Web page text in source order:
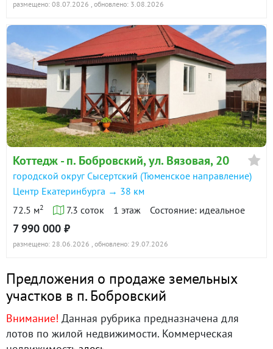
размещено: 08.07.2026 , обновлено: 3.08.2026
Коттедж - п. Бобровский, ул. Вязовая, 20
городской округ Сысертский (Тюменское направление)
Центр Екатеринбурга → 38 км
72.5 м2 7.3 соток 1 этаж Состояние: идеальное
7 990 000 ₽
размещено: 28.06.2026 , обновлено: 29.07.2026
Предложения о продаже земельных
участков в п. Бобровский
Внимание! Данная рубрика предназначена для
лотов по жилой недвижимости. Коммерческая